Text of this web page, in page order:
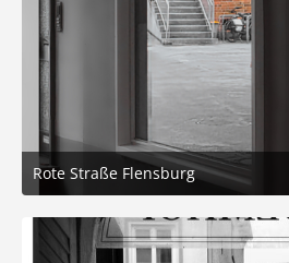
Rote Straße Flensburg
8. März 2026 um 18:07
6